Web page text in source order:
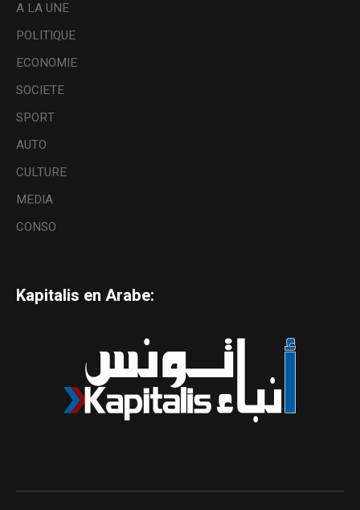
A LA UNE
POLITIQUE
ECONOMIE
SOCIETE
SPORT
AUTO
CULTURE
MEDIA
CONSO
Kapitalis en Arabe: